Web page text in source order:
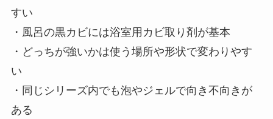
すい
・風呂の黒カビには浴室用カビ取り剤が基本
・どっちが強いかは使う場所や形状で変わりやす
い
・同じシリーズ内でも泡やジェルで向き不向きが
ある